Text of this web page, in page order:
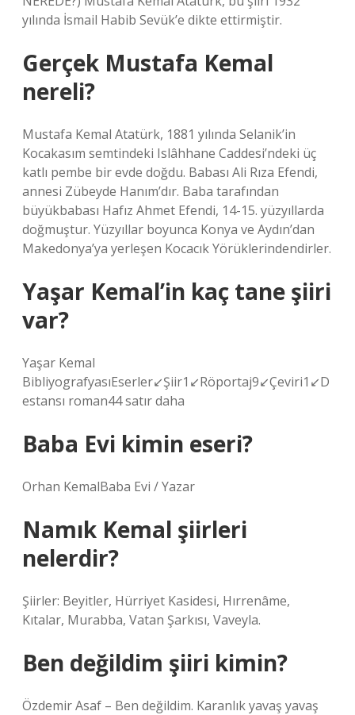
yılında İsmail Habib Sevük’e dikte ettirmiştir.
Gerçek Mustafa Kemal
nereli?
Mustafa Kemal Atatürk, 1881 yılında Selanik’in
Kocakasım semtindeki Islâhhane Caddesi’ndeki üç
katlı pembe bir evde doğdu. Babası Ali Rıza Efendi,
annesi Zübeyde Hanım’dır. Baba tarafından
büyükbabası Hafız Ahmet Efendi, 14-15. yüzyıllarda
doğmuştur. Yüzyıllar boyunca Konya ve Aydın’dan
Makedonya’ya yerleşen Kocacık Yörüklerindendirler.
Yaşar Kemal’in kaç tane şiiri
var?
Yaşar Kemal
BibliyografyasıEserler↙Şiir1↙Röportaj9↙Çeviri1↙D
estansı roman44 satır daha
Baba Evi kimin eseri?
Orhan KemalBaba Evi / Yazar
Namık Kemal şiirleri
nelerdir?
Şiirler: Beyitler, Hürriyet Kasidesi, Hırrenâme,
Kıtalar, Murabba, Vatan Şarkısı, Vaveyla.
Ben değildim şiiri kimin?
Özdemir Asaf – Ben değildim. Karanlık yavaş yavaş